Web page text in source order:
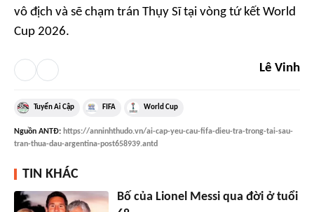
vô địch và sẽ chạm trán Thụy Sĩ tại vòng tứ kết World
Cup 2026.
Lê Vinh
Tuyển Ai Cập FIFA World Cup
Nguồn ANTĐ: https://anninhthudo.vn/ai-cap-yeu-cau-fifa-dieu-tra-trong-tai-sau-
tran-thua-dau-argentina-post658939.antd
TIN KHÁC
Bố của Lionel Messi qua đời ở tuổi